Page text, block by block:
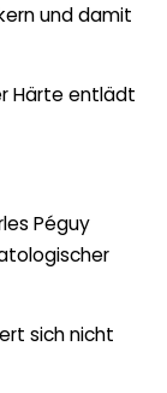
und damit
Härte entlädt
Péguy
sich nicht